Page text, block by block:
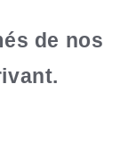
de nos